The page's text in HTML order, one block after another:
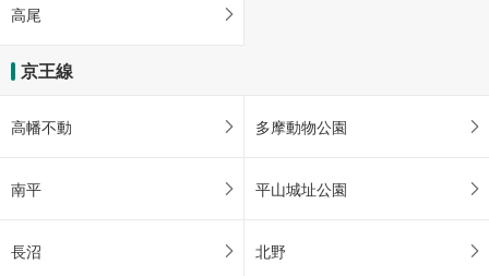
高尾
京王線
高幡不動 多摩動物公園
南平 平山城址公園
長沼 北野